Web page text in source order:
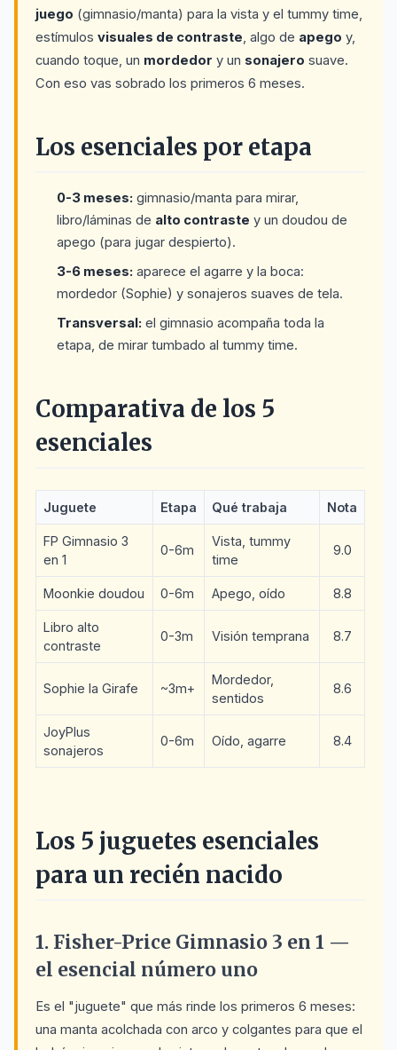
juego (gimnasio/manta) para la vista y el tummy time,
estímulos visuales de contraste, algo de apego y,
cuando toque, un mordedor y un sonajero suave.
Con eso vas sobrado los primeros 6 meses.
Los esenciales por etapa
0-3 meses: gimnasio/manta para mirar,
libro/láminas de alto contraste y un doudou de
apego (para jugar despierto).
3-6 meses: aparece el agarre y la boca:
mordedor (Sophie) y sonajeros suaves de tela.
Transversal: el gimnasio acompaña toda la
etapa, de mirar tumbado al tummy time.
Comparativa de los 5
esenciales
Juguete Etapa Qué trabaja Nota
FP Gimnasio 3
en 1
0-6m
Vista, tummy
time
9.0
Moonkie doudou 0-6m Apego, oído 8.8
Libro alto
contraste
0-3m Visión temprana 8.7
Sophie la Girafe ~3m+
Mordedor,
sentidos
8.6
JoyPlus
sonajeros
0-6m Oído, agarre 8.4
Los 5 juguetes esenciales
para un recién nacido
1. Fisher-Price Gimnasio 3 en 1 —
el esencial número uno
Es el "juguete" que más rinde los primeros 6 meses:
una manta acolchada con arco y colgantes para que el